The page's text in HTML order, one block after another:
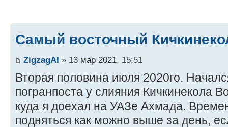
Самый восточный
ZigzagAI » 13 мар 2021, 15:51
Вторая половина июля 2020го.
погранпоста у слияния Кичкинекола
куда я доехал на УАЗе Ахмада.
подняться как можно выше за день,